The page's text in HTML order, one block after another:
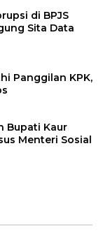
di BPJS
Sita Data
Panggilan KPK,
Bupati Kaur
Menteri Sosial